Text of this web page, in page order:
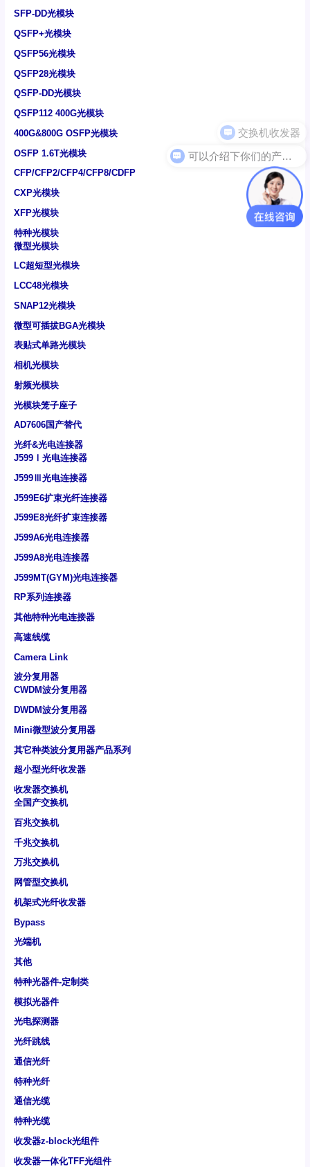
SFP-DD光模块
QSFP+光模块
QSFP56光模块
QSFP28光模块
QSFP-DD光模块
QSFP112 400G光模块
400G&800G OSFP光模块
OSFP 1.6T光模块
CFP/CFP2/CFP4/CFP8/CDFP
CXP光模块
XFP光模块
特种光模块
微型光模块
LC超短型光模块
LCC48光模块
SNAP12光模块
微型可插拔BGA光模块
表贴式单路光模块
相机光模块
射频光模块
光模块笼子座子
AD7606国产替代
光纤&光电连接器
J599Ⅰ光电连接器
J599Ⅲ光电连接器
J599E6扩束光纤连接器
J599E8光纤扩束连接器
J599A6光电连接器
J599A8光电连接器
J599MT(GYM)光电连接器
RP系列连接器
其他特种光电连接器
高速线缆
Camera Link
波分复用器
CWDM波分复用器
DWDM波分复用器
Mini微型波分复用器
其它种类波分复用器产品系列
超小型光纤收发器
收发器交换机
全国产交换机
百兆交换机
千兆交换机
万兆交换机
网管型交换机
机架式光纤收发器
Bypass
光端机
其他
特种光器件-定制类
模拟光器件
光电探测器
光纤跳线
通信光纤
特种光纤
通信光缆
特种光缆
收发器z-block光组件
收发器一体化TFF光组件